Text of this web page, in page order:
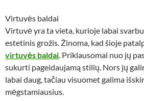
Virtuvės baldai
Virtuvė yra ta vieta, kurioje labai
estetinis grožis. Žinoma, kad šioje
virtuvės baldai. Priklausomai nuo jų
sukurti pageidaujamą stilių. Nors jų
labai daug, tačiau visuomet galima
mėgstamiausius.